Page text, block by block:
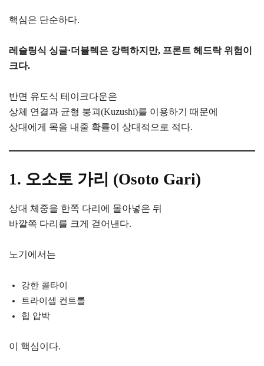
핵심은 단순하다.
레슬링식 싱글·더블렉은 강력하지만, 프론트 헤드락 위험이
크다.
반면 유도식 테이크다운은
상체 연결과 균형 붕괴(Kuzushi)를 이용하기 때문에
상대에게 목을 내줄 확률이 상대적으로 적다.
1. 오소토 가리 (Osoto Gari)
상대 체중을 한쪽 다리에 몰아넣은 뒤
바깥쪽 다리를 크게 걷어낸다.
노기에서는
강한 콜타이
트라이셉 컨트롤
힙 압박
이 핵심이다.